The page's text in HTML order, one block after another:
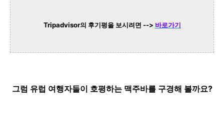
Tripadvisor의 후기평을 보시려면 --> 바로가기
그럼 유럽 여행자들이 호평하는 맥주바를 구경해 볼까요?